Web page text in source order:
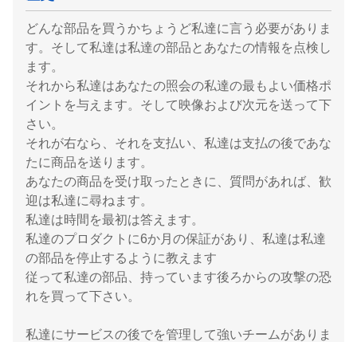
どんな部品を買うかちょうど私達に言う必要がありま
す。そして私達は私達の部品とあなたの情報を点検し
ます。
それから私達はあなたの照会の私達の最もよい価格ポ
イントを与えます。そして映像および次元を送って下
さい。
それが右なら、それを支払い、私達は支払の後であな
たに商品を送ります。
あなたの商品を受け取ったときに、質問があれば、歓
迎は私達に尋ねます。
私達は時間を最初は答えます。
私達のプロダクトに6か月の保証があり、私達は私達
の部品を停止するように教えます
従って私達の部品、持っています後ろからの攻撃の恐
れを買って下さい。
私達にサービスの後でを管理して強いチームがありま